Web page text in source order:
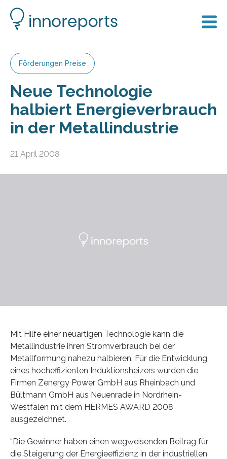
Förderungen Preise
Neue Technologie
halbiert Energieverbrauch
in der Metallindustrie
21 April 2008
Mit Hilfe einer neuartigen Technologie kann die
Metallindustrie ihren Stromverbrauch bei der
Metallformung nahezu halbieren. Für die Entwicklung
eines hocheffizienten Induktionsheizers wurden die
Firmen Zenergy Power GmbH aus Rheinbach und
Bültmann GmbH aus Neuenrade in Nordrhein-
Westfalen mit dem HERMES AWARD 2008
ausgezeichnet.
“Die Gewinner haben einen wegweisenden Beitrag für
die Steigerung der Energieeffizienz in der industriellen